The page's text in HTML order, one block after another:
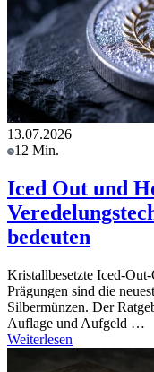
13.07.2026
12 Min.
Iced Out und
bedeuten
Kristallbesetzte Iced-
Prägungen sind die
Silbermünzen. Der
Auflage und Aufgeld …
Weiterlesen